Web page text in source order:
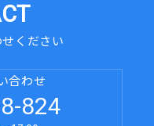
ください
合わせ
824